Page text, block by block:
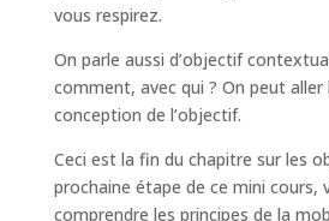
vous respirez.
On parle aussi d’objectif
comment, avec qui ? On peut aller
conception de l’objectif.
Ceci est la fin du chapitre sur les
prochaine étape de ce mini cours,
comprendre les principes de la